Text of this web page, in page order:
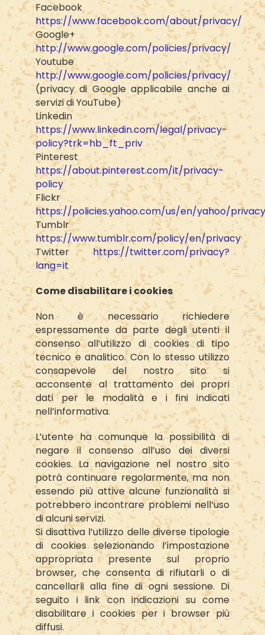
Facebook
https://www.facebook.com/about/privacy/
Google+
http://www.google.com/policies/privacy/
Youtube
http://www.google.com/policies/privacy/
(privacy di Google applicabile anche ai
servizi di YouTube)
Linkedin
https://www.linkedin.com/legal/privacy-
policy?trk=hb_ft_priv
Pinterest
https://about.pinterest.com/it/privacy-
policy
Flickr
https://policies.yahoo.com/us/en/yahoo/
Tumblr
https://www.tumblr.com/policy/en/privacy
Twitter https://twitter.com/privacy?
lang=it
Come disabilitare i cookies
Non è necessario richiedere
espressamente da parte degli utenti il
consenso all’utilizzo di cookies di tipo
tecnico e analitico. Con lo stesso utilizzo
consapevole del nostro sito si
acconsente al trattamento dei propri
dati per le modalità e i fini indicati
nell’informativa.
L’utente ha comunque la possibilità di
negare il consenso all’uso dei diversi
cookies. La navigazione nel nostro sito
potrà continuare regolarmente, ma non
essendo più attive alcune funzionalità si
potrebbero incontrare problemi nell’uso
di alcuni servizi.
Si disattiva l’utilizzo delle diverse tipologie
di cookies selezionando l’impostazione
appropriata presente sul proprio
browser, che consenta di rifiutarli o di
cancellarli alla fine di ogni sessione. Di
seguito i link con indicazioni su come
disabilitare i cookies per i browser più
diffusi.